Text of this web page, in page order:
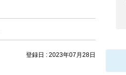
登録日 : 2023年07月28日